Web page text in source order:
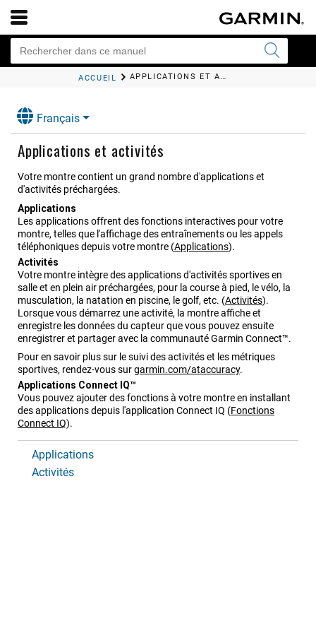
ACCUEIL APPLICATIONS ET ACTIVITÉS
Français
Applications et activités
Votre montre contient un grand nombre d'applications et
d'activités préchargées.
Applications
Les applications offrent des fonctions interactives pour votre
montre, telles que l'affichage des entraînements ou les appels
téléphoniques depuis votre montre (Applications).
Activités
Votre montre intègre des applications d'activités sportives en
salle et en plein air préchargées, pour la course à pied, le vélo, la
musculation, la natation en piscine, le golf, etc. (Activités).
Lorsque vous démarrez une activité, la montre affiche et
enregistre les données du capteur que vous pouvez ensuite
enregistrer et partager avec la communauté Garmin Connect™.
Pour en savoir plus sur le suivi des activités et les métriques
sportives, rendez-vous surgarmin.com/ataccuracy.
Applications Connect IQ™
Vous pouvez ajouter des fonctions à votre montre en installant
des applications depuis l'application Connect IQ (Fonctions
Connect IQ).
Applications
Activités